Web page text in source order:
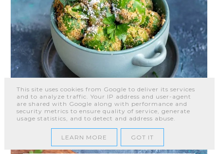
This site uses cookies from Google to deliver its services
and to analyze traffic. Your IP address and user-agent
are shared with Google along with performance and
security metrics to ensure quality of service, generate
usage statistics, and to detect and address abuse.
LEARN MORE GOT IT